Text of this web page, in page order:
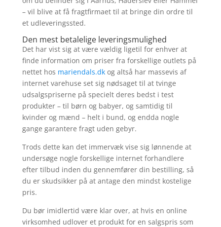
– vil blive at få fragtfirmaet til at bringe din ordre til
et udleveringssted.
Den mest betalelige leveringsmulighed
Det har vist sig at være vældig ligetil for enhver at
finde information om priser fra forskellige outlets på
nettet hos mariendals.dkog altså har massevis af
internet varehuse set sig nødsaget til at tvinge
udsalgspriserne på specielt deres bedst i test
produkter – til børn og babyer, og samtidig til
kvinder og mænd – helt i bund, og endda nogle
gange garantere fragt uden gebyr.
Trods dette kan det immervæk vise sig lønnende at
undersøge nogle forskellige internet forhandlere
efter tilbud inden du gennemfører din bestilling, så
du er skudsikker på at antage den mindst kostelige
pris.
Du bør imidlertid være klar over, at hvis en online
virksomhed udlover et produkt for en salgspris som